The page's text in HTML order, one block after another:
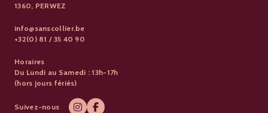
1360, PERWEZ
info@sanscollier.be
+32(0) 81 / 35 40 90
Horaires
Du Lundi au Samedi : 13h-17h
(hors jours fériés)
Suivez-nous